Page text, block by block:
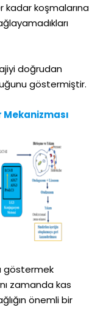
koşmalarına
doğrudan
göstermiştir.
göstermek
zamanda kas
önemli bir